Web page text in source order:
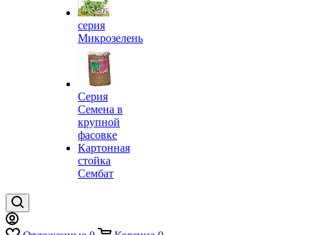
серия
Микрозелень
Серия
Семена в
крупной
фасовке
Картонная
стойка
Сембат